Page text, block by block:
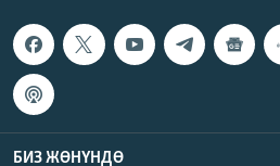
БИЗ ЖӨНҮНДӨ